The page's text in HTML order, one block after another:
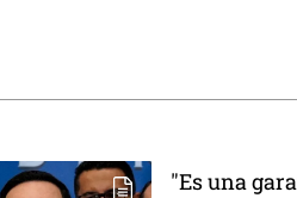
"Es una